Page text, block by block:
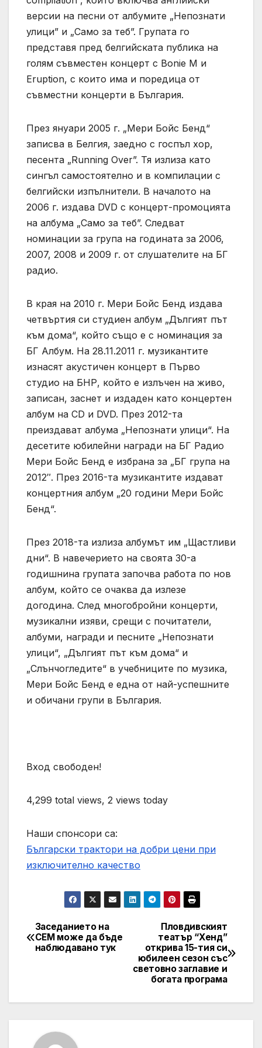
версии на песни от албумите „Непознати
улици” и „Само за теб”. Групата го
представя пред белгийската публика на
голям съвместен концерт с Bonie M и
Eruption, с които има и поредица от
съвместни концерти в България.
През януари 2005 г. „Мери Бойс Бенд“
записва в Белгия, заедно с госпъл хор,
песента „Running Over”. Тя излиза като
сингъл самостоятелно и в компилации с
белгийски изпълнители. В началото на
2006 г. издава DVD с концерт-промоцията
на албума „Само за теб”. Следват
номинации за група на годината за 2006,
2007, 2008 и 2009 г. от слушателите на БГ
радио.
В края на 2010 г. Мери Бойс Бенд издава
четвъртия си студиен албум „Дългият път
към дома“, който също е с номинация за
БГ Албум. На 28.11.2011 г. музикантите
изнасят акустичен концерт в Първо
студио на БНР, който е излъчен на живо,
записан, заснет и издаден като концертен
албум на CD и DVD. През 2012-та
преиздават албума „Непознати улици“. На
десетите юбилейни награди на БГ Радио
Мери Бойс Бенд е избрана за „БГ група на
2012″. През 2016-та музикантите издават
концертния албум „20 години Мери Бойс
Бенд“.
През 2018-та излиза албумът им „Щастливи
дни“. В навечерието на своята 30-а
годишнина групата започва работа по нов
албум, който се очаква да излезе
догодина. След многобройни концерти,
музикални изяви, срещи с почитатели,
албуми, награди и песните „Непознати
улици“, „Дългият път към дома“ и
„Слънчогледите“ в учебниците по музика,
Мери Бойс Бенд е една от най-успешните
и обичани групи в България.
Вход свободен!
4,299 total views, 2 views today
Наши спонсори са:
Български трактори на добри цени при
изключително качество
Post
navigation
Пловдивският
театър “Хенд”
открива 15-тия си
юбилеен сезон със
световно заглавие и
богата програма
Заседанието на
СЕМ може да бъде
наблюдавано тук